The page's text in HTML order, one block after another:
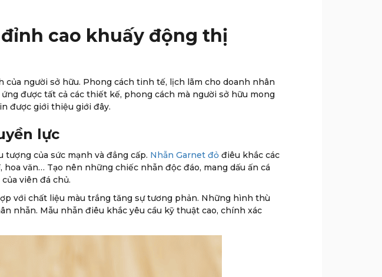
cao khuấy động thị
người sở hữu. Phong cách tinh tế, lịch lãm cho doanh nhân
được tất cả các thiết kế, phong cách mà người sở hữu mong
được giới thiệu giới đây.
lực
của sức mạnh và đẳng cấp. Nhẫn Garnet đỏ điêu khắc các
văn… Tạo nên những chiếc nhẫn độc đáo, mang dấu ấn cá
viên đá chủ.
với chất liệu màu trắng tăng sự tương phản. Những hình thù
nhẫn. Mẫu nhẫn điêu khắc yêu cầu kỹ thuật cao, chính xác